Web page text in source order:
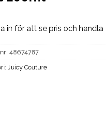
in för att se pris och handla
48674787
Juicy Couture